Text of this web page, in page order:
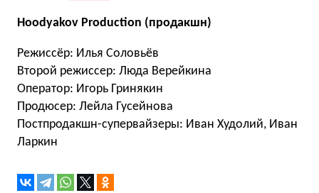
Hoodyakov Production (продакшн)
Режиссёр: Илья Соловьёв
Второй режиссер: Люда Верейкина
Оператор: Игорь Гринякин
Продюсер: Лейла Гусейнова
Постпродакшн-cупервайзеры: Иван Худолий, Иван
Ларкин